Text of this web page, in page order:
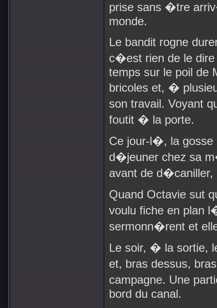
prise sans �tre
monde.
Le bandit rogne
c�est rien de le
temps sur le poil de
bricoles et, �
son travail. Voyant
foutit � la porte.
Ce jour-l�, la
d�jeuner chez sa
avant de d�caniller,
Quand Octavie sut
voulu fiche en plan
sermonn�rent et
Le soir, � la sortie,
et, bras dessus,
campagne. Une
bord du canal.